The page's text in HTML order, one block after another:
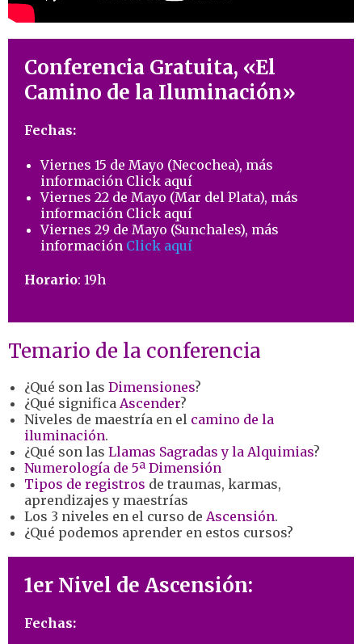
Conferencia Gratuita, «El
Camino de la Iluminación»
Fechas:
Viernes 15 de Mayo (Necochea), más
información Click aquí
Viernes 22 de Mayo (Mar del Plata), más
información Click aquí
Viernes 29 de Mayo (Sunchales), más
información Click aquí
Horario: 19h
Temario de la conferencia
¿Qué son las Dimensiones?
¿Qué significa Ascender?
Niveles de maestría en el camino de la
iluminación.
¿Qué son las Llamas Sagradas y la Alquimias?
Numerología de 5ª Dimensión
Tipos de registros de traumas, karmas,
aprendizajes y maestrías
Los 3 niveles en el curso de Ascensión.
¿Qué podemos aprender en estos cursos?
1er Nivel de Ascensión:
Fechas: